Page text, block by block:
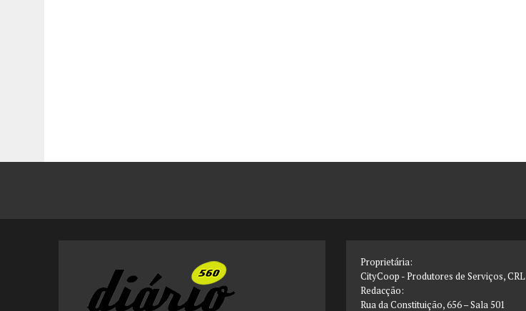
Proprietária:
CityCoop - Produtores de Serviços, CRL
Redacção:
Rua da Constituição, 656 – Sala 501